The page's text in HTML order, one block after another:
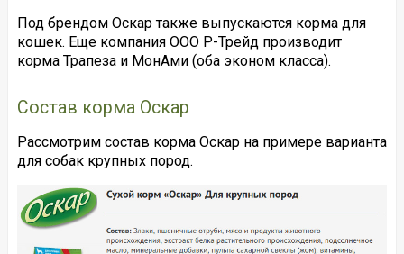
Под брендом Оскар также выпускаются корма для
кошек. Еще компания ООО Р-Трейд производит
корма Трапеза и МонАми (оба эконом класса).
Состав корма Оскар
Рассмотрим состав корма Оскар на примере варианта
для собак крупных пород.